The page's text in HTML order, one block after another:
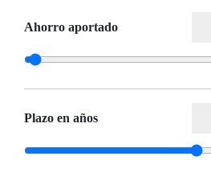
Ahorro aportado
Plazo en años